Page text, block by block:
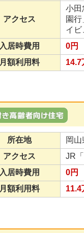
アクセス
小田
園
イビ
入居時費用
0円
月額利用料
14.7
所在地
岡
アクセス
JR
入居時費用
0円
月額利用料
11.4